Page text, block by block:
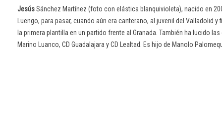
JesúsSánchez Martínez (foto con elástica blanquivioleta), nacido en
Luengo, para pasar, cuando aún era canterano, al juvenil del Valladolid
la primera plantilla en un partido frente al Granada. También ha lucido
Marino Luanco, CD Guadalajara y CD Lealtad. Es hijo de Manolo